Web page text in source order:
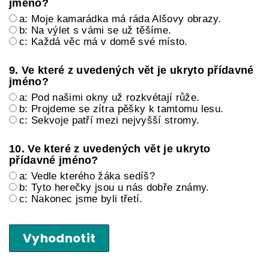
jméno?
a: Moje kamarádka má ráda Alšovy obrazy.
b: Na výlet s vámi se už těšíme.
c: Každá věc má v domě své místo.
9. Ve které z uvedených vět je ukryto přídavné
jméno?
a: Pod našimi okny už rozkvétají růže.
b: Projdeme se zítra pěšky k tamtomu lesu.
c: Sekvoje patří mezi nejvyšší stromy.
10. Ve které z uvedených vět je ukryto
přídavné jméno?
a: Vedle kterého žáka sedíš?
b: Tyto herečky jsou u nás dobře známy.
c: Nakonec jsme byli třetí.
Vyhodnotit